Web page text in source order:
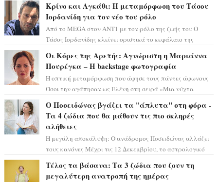
Κρίνο και Αγκάθι: Η μεταμόρφωση του Τάσου
Ιορδανίδη για τον νέο του ρόλο
Από το MEGA στον ΑΝΤ1 με τον ρόλο της ζωής του Ο
Τάσος Ιορδανίδης κλείνει οριστικά το κεφάλαιο της
Οι Κόρες της Αρετής: Αγνώριστη η Μαριάννα
Πουρέγκα – H backstage φωτογραφία
Η οπτική μεταμόρφωση που άφησε τους πάντες άφωνους
Όσοι την αγάπησαν ως Ελένη στη σειρά «Μια νύχτα
Ο Ποσειδώνας βγάζει τα "άπλυτα" στη φόρα -
Τα 4 ζώδια που θα μάθουν τις πιο σκληρές
αλήθειες
Η μεγάλη αποκάλυψη: Ο ανάδρομος Ποσειδώνας αλλάζει
τους κανόνες Μέχρι τις 12 Δεκεμβρίου, το αστρολογικό
Τέλος τα βάσανα: Τα 3 ζώδια που ζουν τη
μεγαλύτερη ανατροπή της ημέρας